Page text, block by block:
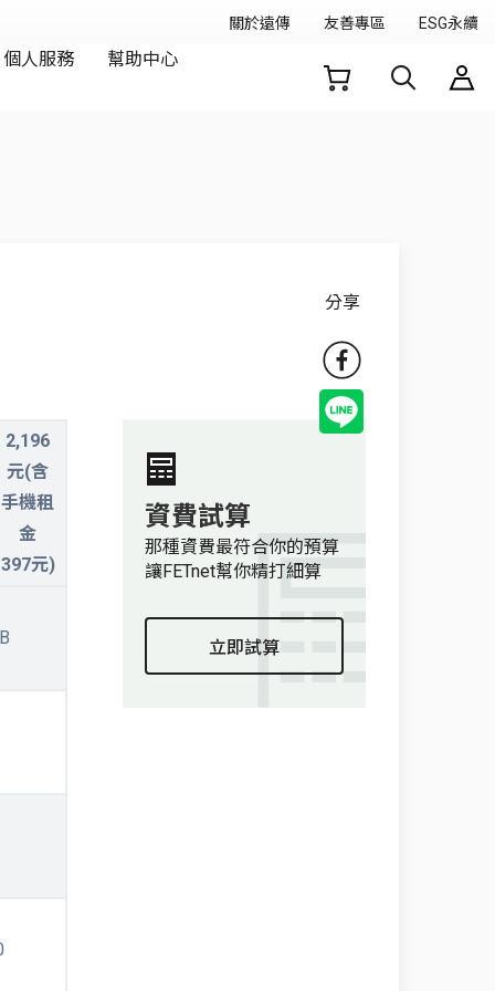
分享
2,196
元(含
手機租
金
397元)
資費試算
那種資費最符合你的預算
讓FETnet幫你精打細算
立即試算